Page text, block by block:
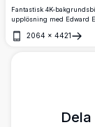
Fantastisk 4K-
upplösning med Edward
dynamiskt mangapanel-
2064 × 4421
Öppna